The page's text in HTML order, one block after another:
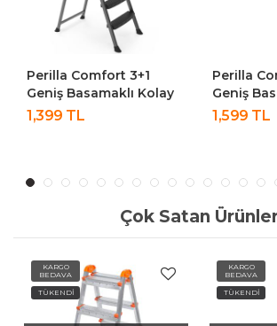
Perilla Comfort 3+1
Geniş Basamaklı Kolay
Taşıma Aparatlı
Merdiven
1,399 TL
Perilla
Geniş
Taşıma
Merdiven
1,599 TL
Çok Satan
KARGO
BEDAVA
TÜKENDİ
KARGO
BEDAVA
TÜKENDİ